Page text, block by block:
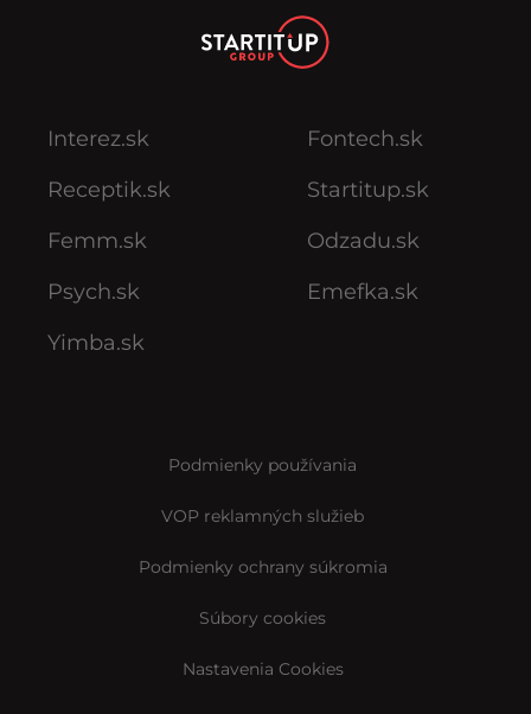
Interez.sk
Receptik.sk
Femm.sk
Psych.sk
Yimba.sk
Fontech.sk
Startitup.sk
Odzadu.sk
Emefka.sk
Podmienky používania
VOP reklamných služieb
Podmienky ochrany súkromia
Súbory cookies
Nastavenia Cookies